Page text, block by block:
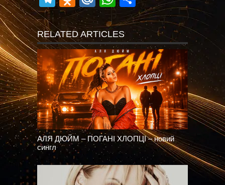
RELATED ARTICLES
АЛЯ ДЮЙМ – ПОГАНІ ХЛОПЦІ – новий
сингл